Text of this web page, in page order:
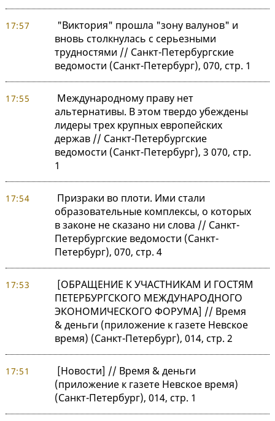
17:57
"Виктория" прошла "зону валунов" и
вновь столкнулась с серьезными
трудностями // Санкт-Петербургские
ведомости (Санкт-Петербург), 070, стр. 1
17:55
Международному праву нет
альтернативы. В этом твердо убеждены
лидеры трех крупных европейских
держав // Санкт-Петербургские
ведомости (Санкт-Петербург), 3 070, стр.
1
17:54
Призраки во плоти. Ими стали
образовательные комплексы, о которых
в законе не сказано ни слова // Санкт-
Петербургские ведомости (Санкт-
Петербург), 070, стр. 4
17:53
[ОБРАЩЕНИЕ К УЧАСТНИКАМ И ГОСТЯМ
ПЕТЕРБУРГСКОГО МЕЖДУНАРОДНОГО
ЭКОНОМИЧЕСКОГО ФОРУМА] // Время
& деньги (приложение к газете Невское
время) (Санкт-Петербург), 014, стр. 2
17:51
[Новости] // Время & деньги
(приложение к газете Невское время)
(Санкт-Петербург), 014, стр. 1